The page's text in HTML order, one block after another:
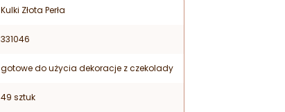
Kulki Złota Perła
331046
gotowe do użycia dekoracje z czekolady
49 sztuk